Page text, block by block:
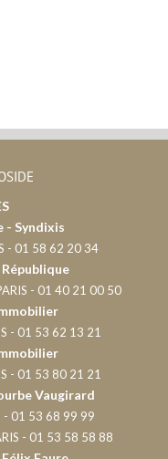
- Syndixis
- 01 58 62 20 34
- 01 40 21 00 50
- 01 53 62 13 21
- 01 53 80 21 21
Vaugirard
- 01 53 68 99 99
- 01 53 58 58 88